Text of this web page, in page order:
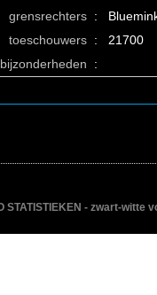
grensrechters :
toeschouwers :
21700
bijzonderheden
:
STATISTIEKEN - zwart-witte